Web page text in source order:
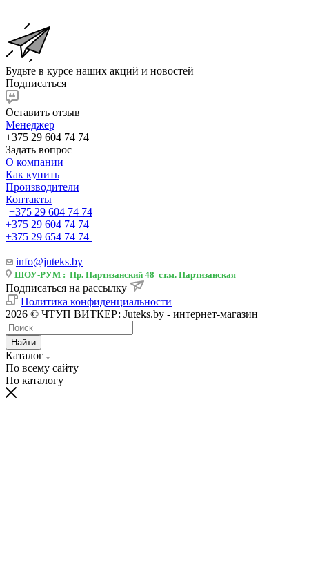
Будьте в курсе наших акций и новостей
Подписаться
Оставить отзыв
Менеджер
+375 29 604 74 74
Задать вопрос
О компании
Как купить
Производители
Контакты
+375 29 604 74 74
+375 29 604 74 74
+375 29 654 74 74
info@juteks.by
ШОУ-РУМ : Пр. Партизанский 48 ст.м. Партизанская
Подписаться на рассылку
Политика конфиденциальности
2026 © ЧТУП ВИТКЕР: Juteks.by - интернет-магазин
Найти
Каталог
По всему сайту
По каталогу